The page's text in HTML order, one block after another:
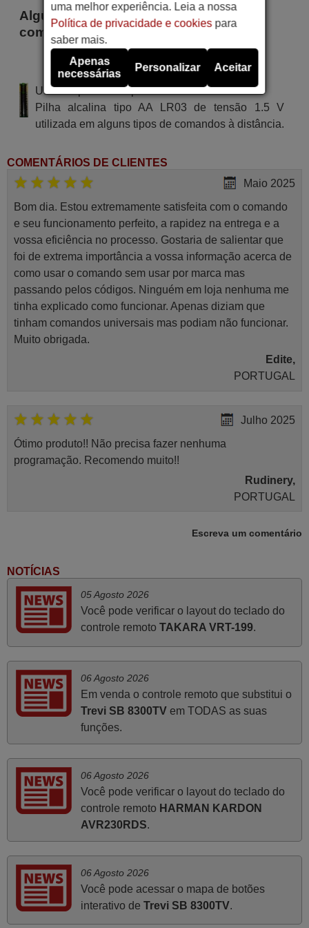
Alguns dos modelos que utilizam este
comando são
SINOTECH
GENERALMODELS
Utiliza 2 pilhas do tipo AAA
Pilha alcalina tipo AA LR03 de tensão 1.5 V
utilizada em alguns tipos de comandos à distância.
COMENTÁRIOS DE CLIENTES
Maio 2025
Bom dia. Estou extremamente satisfeita com o comando
e seu funcionamento perfeito, a rapidez na entrega e a
vossa eficiência no processo. Gostaria de salientar que
foi de extrema importância a vossa informação acerca de
como usar o comando sem usar por marca mas
passando pelos códigos. Ninguém em loja nenhuma me
tinha explicado como funcionar. Apenas diziam que
tinham comandos universais mas podiam não funcionar.
Muito obrigada.
Edite,
PORTUGAL
Julho 2025
Ótimo produto!! Não precisa fazer nenhuma
programação. Recomendo muito!!
Rudinery,
PORTUGAL
Março 2026
Boa noite. Dando correspondência ao solicitado no corpo
do vosso email supra sobre a minha opinião, quero
deixar aqui o meu testemunho sobre a experiência que
tive com a vossa Empresa durante a minha encomenda
supra: Acolhimento da encomenda, informação ao
cliente, clareza de instruções durante o processo,
qualidade do produto, cumprimento dos prazos A TUDO
ISTO DOU DOU A NOTA MÁXIMA DE 5 ESTRELAS.
Sinceramente, faço votos para que assim continuem, pois
infelizmente vai sendo raro encontrar Empresas cuja
relação online com o cliente seja tão prática e eficiente
como a demonstrada por vós. Apresento os meus
cumprimentos.
PORTUGAL
Novembro 2025
Muito atenciosos. Funciona na perfeição. Obrigado
Manuela,
Escreva um comentário
NOTÍCIAS
05 Agosto 2026
Você pode verificar o layout do teclado do
controle remoto TAKARA VRT-199.
06 Agosto 2026
Em venda o controle remoto que substitui o
Trevi SB 8300TVem TODAS as suas
funções.
06 Agosto 2026
Você pode verificar o layout do teclado do
controle remoto HARMAN KARDON
AVR230RDS.
06 Agosto 2026
Você pode acessar o mapa de botões
interativo de Trevi SB 8300TV.
uma melhor experiência. Leia a nossa
Política de privacidade e cookiespara
saber mais.
Apenas
necessárias
Personalizar Aceitar